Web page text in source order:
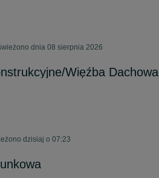
dnia 08 sierpnia 2026
Więźba Dachowa
dzisiaj o 07:23